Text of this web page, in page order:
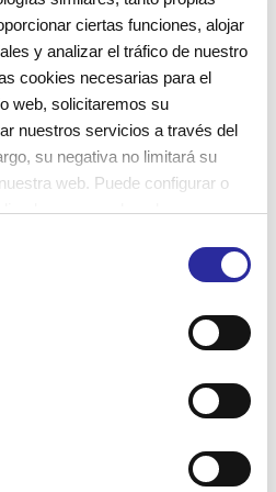
ciertas funciones, alojar
y analizar el tráfico de nuestro
cookies necesarias para el
web, solicitaremos su
nuestros servicios a través del
su negativa no limitará su
web. Puede configurar o
su uso pulsando
habilidades, superen nuevos
seguridad.
+ Info